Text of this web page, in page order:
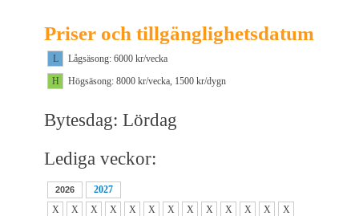
Priser och tillgänglighetsdatum
L
Lågsäsong: 6000 kr/vecka
H
Högsäsong: 8000 kr/vecka, 1500 kr/dygn
Bytesdag: Lördag
Lediga veckor:
2026
2027
X
X X X X X X X X X X X
X